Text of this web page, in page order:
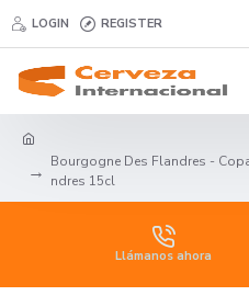
LOGIN REGISTER
Bourgogne Des Flandres -
ndres 15cl
Llámanos ahora